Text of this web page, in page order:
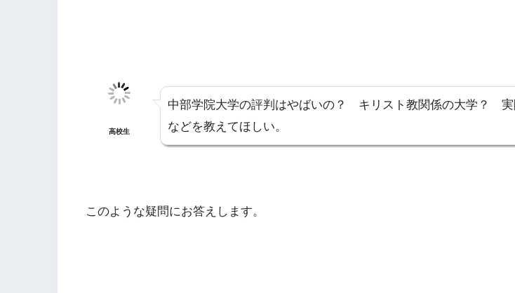
高校生
中部学院大学の評判はやばいの？ キリスト教関係の大学？ 実
などを教えてほしい。
このような疑問にお答えします。